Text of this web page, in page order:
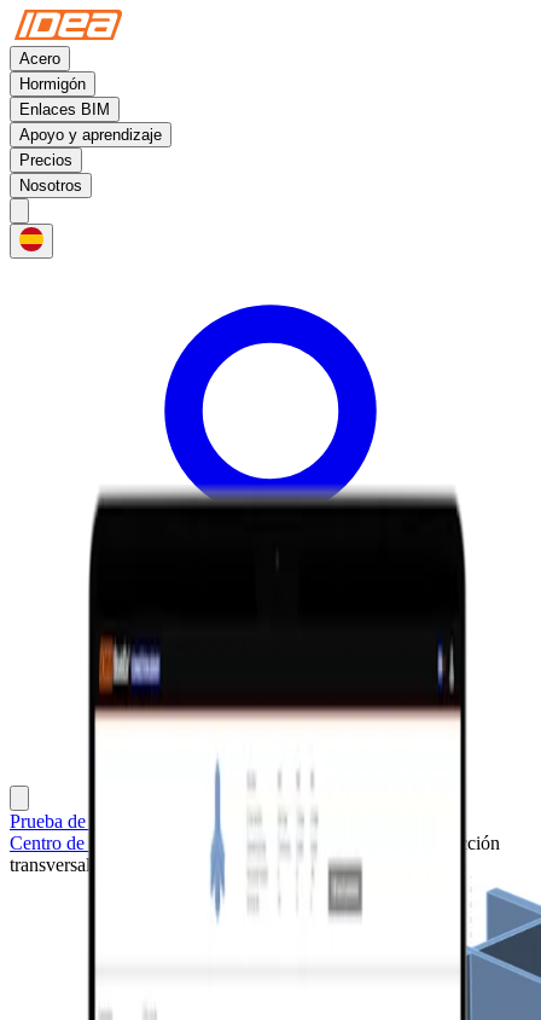
Acero
Hormigón
Enlaces BIM
Apoyo y aprendizaje
Precios
Nosotros
Prueba de 14 días
Centro de soporte
Proyectos de muestra
Columna de sección
transversal general